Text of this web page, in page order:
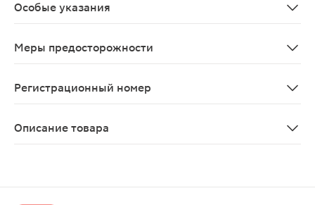
Особые указания
Меры предосторожности
Регистрационный номер
Описание товара